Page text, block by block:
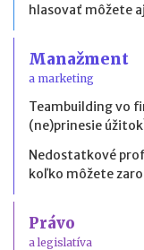
hlasovať môžete
Manažment
a marketing
Teambuilding vo
(ne)prinesie
Nedostatkové
koľko môžete
Právo
a legislatíva